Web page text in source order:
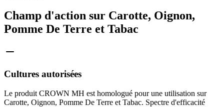
Champ d'action sur Carotte, Oignon,
Pomme De Terre et Tabac
Cultures autorisées
Le produit CROWN MH est homologué pour une utilisation sur
Carotte, Oignon, Pomme De Terre et Tabac. Spectre d'efficacité